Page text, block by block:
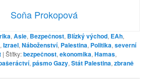
Soňa Prokopová
,Asie, Bezpečnost, Blízký východ, EAh,
,Izrael,Náboženství, Palestina, Politika,severní
|Štítky:bezpečnost,ekonomika,Hamas,
,pásmo Gazy,Stát Palestina,zbraně